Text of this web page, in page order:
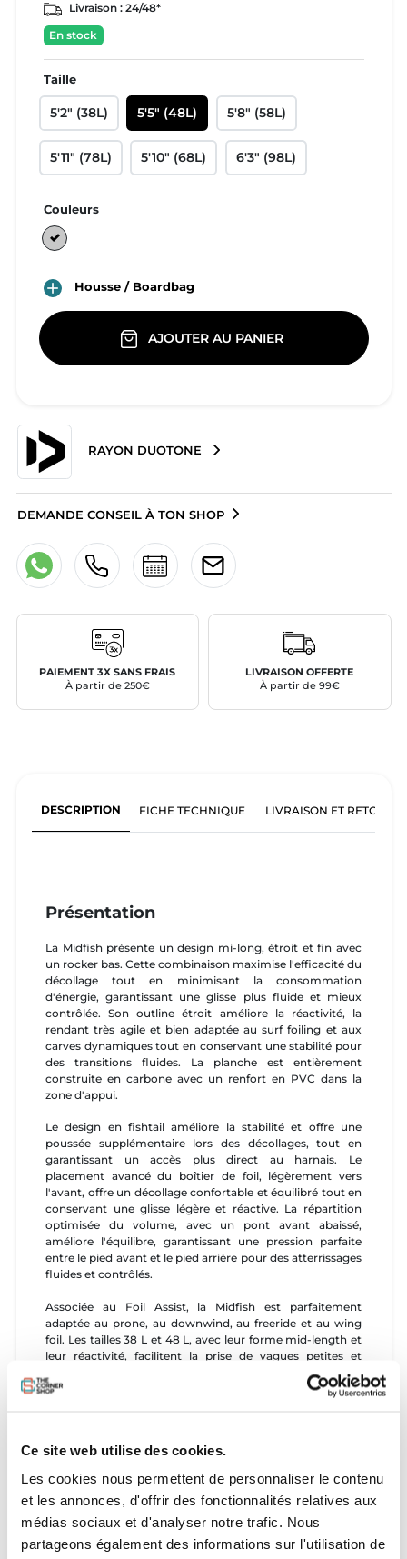
Ce site web utilise des cookies.
Les cookies nous permettent de personnaliser le contenu
et les annonces, d'offrir des fonctionnalités relatives aux
médias sociaux et d'analyser notre trafic. Nous
partageons également des informations sur l'utilisation de
Livraison : 24/48*
En stock
Taille
5'2" (38L) 5'5" (48L) 5'8" (58L)
5'11" (78L) 5'10" (68L) 6'3" (98L)
Couleurs
Gris
 Housse / Boardbag
AJOUTER AU PANIER
RAYON DUOTONE
DEMANDE CONSEIL À TON SHOP
PAIEMENT 3X SANS FRAIS
À partir de 250€
LIVRAISON OFFERTE
À partir de 99€
DESCRIPTION FICHE TECHNIQUE LIVRAISON ET RETOURS
Présentation
La Midfish présente un design mi-long, étroit et fin avec
un rocker bas. Cette combinaison maximise l'efficacité du
décollage tout en minimisant la consommation
d'énergie, garantissant une glisse plus fluide et mieux
contrôlée. Son outline étroit améliore la réactivité, la
rendant très agile et bien adaptée au surf foiling et aux
carves dynamiques tout en conservant une stabilité pour
des transitions fluides. La planche est entièrement
construite en carbone avec un renfort en PVC dans la
zone d'appui.
Le design en fishtail améliore la stabilité et offre une
poussée supplémentaire lors des décollages, tout en
garantissant un accès plus direct au harnais. Le
placement avancé du boîtier de foil, légèrement vers
l'avant, offre un décollage confortable et équilibré tout en
conservant une glisse légère et réactive. La répartition
optimisée du volume, avec un pont avant abaissé,
améliore l'équilibre, garantissant une pression parfaite
entre le pied avant et le pied arrière pour des atterrissages
fluides et contrôlés.
Associée au Foil Assist, la Midfish est parfaitement
adaptée au prone, au downwind, au freeride et au wing
foil. Les tailles 38 L et 48 L, avec leur forme mid-length et
leur réactivité, facilitent la prise de vagues petites et
grandes tout en restant très maniables. Les tailles 58 L et
78 L sont idéales pour le wing foiling et la croisière, avec
planche haute performance pour les riders à la recherche
différentes disciplines de foiling.
Caractéristiques
- Design mid-length avec un léger rocker :La